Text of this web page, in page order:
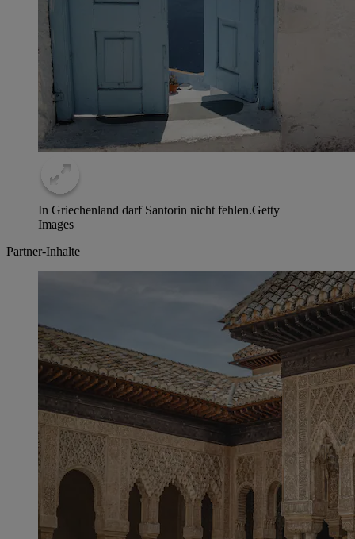
In Griechenland darf Santorin nicht fehlen.Getty
Images
Partner-Inhalte